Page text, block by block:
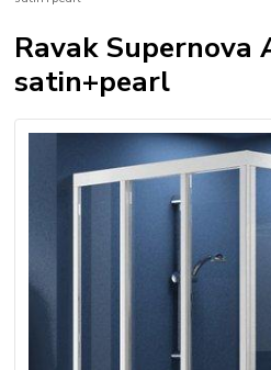
Ravak Supernova
satin+pearl